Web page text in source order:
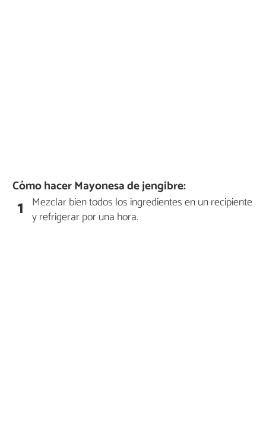
Cómo hacer Mayonesa de jengibre:
1 Mezclar bien todos los ingredientes en un recipiente
y refrigerar por una hora.